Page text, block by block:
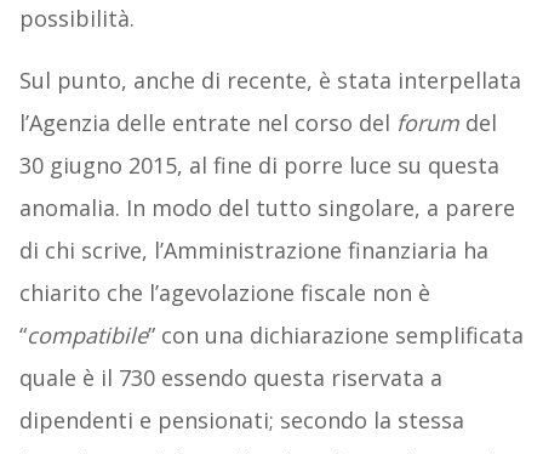
possibilità.
Sul punto, anche di recente, è stata interpellata
l’Agenzia delle entrate nel corso del forumdel
30 giugno 2015, al fine di porre luce su questa
anomalia. In modo del tutto singolare, a parere
di chi scrive, l’Amministrazione finanziaria ha
chiarito che l’agevolazione fiscale non è
“compatibile” con una dichiarazione semplificata
quale è il 730 essendo questa riservata a
dipendenti e pensionati; secondo la stessa